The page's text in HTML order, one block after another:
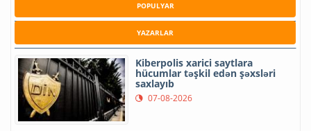
POPULYAR
YAZARLAR
Kiberpolis xarici saytlara
hücumlar təşkil edən şəxsləri
saxlayıb
07-08-2026